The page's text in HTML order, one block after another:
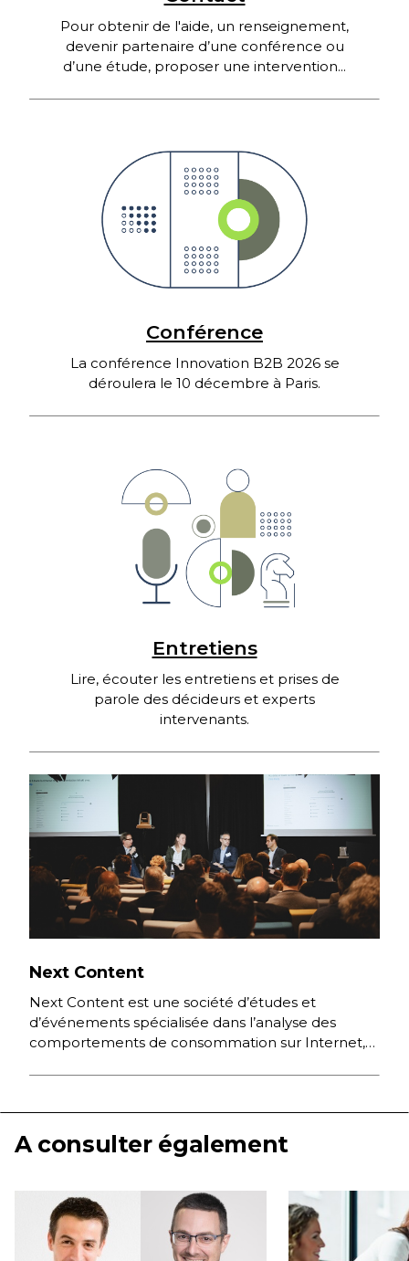
Pour obtenir de l'aide, un renseignement,
devenir partenaire d’une conférence ou
d’une étude, proposer une intervention...
Conférence
La conférence Innovation B2B 2026 se
déroulera le 10 décembre à Paris.
Entretiens
Lire, écouter les entretiens et prises de
parole des décideurs et experts
intervenants.
Next Content
Next Content est une société d’études et
d’événements spécialisée dans l’analyse des
comportements de consommation sur Internet,
A consulter également